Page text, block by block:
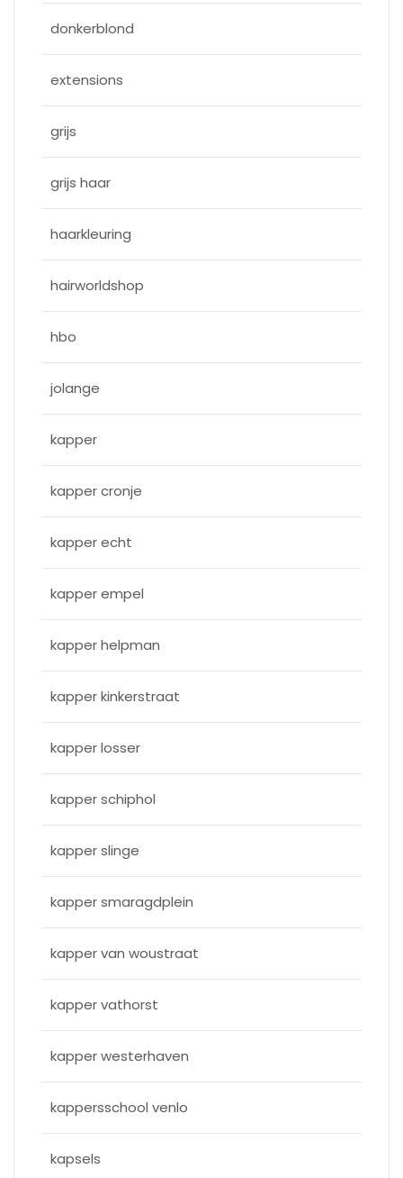
donkerblond
extensions
grijs
grijs haar
haarkleuring
hairworldshop
hbo
jolange
kapper
kapper cronje
kapper echt
kapper empel
kapper helpman
kapper kinkerstraat
kapper losser
kapper schiphol
kapper slinge
kapper smaragdplein
kapper van woustraat
kapper vathorst
kapper westerhaven
kappersschool venlo
kapsels